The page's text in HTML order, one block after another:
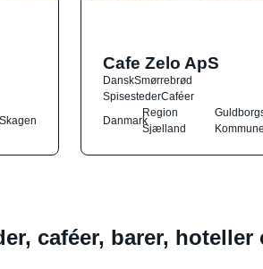
Skagen
Cafe Zelo ApS
DanskSmørrebrød
SpisestederCaféer
Danmark
Region
Sjælland
Kommune
caféer, barer,